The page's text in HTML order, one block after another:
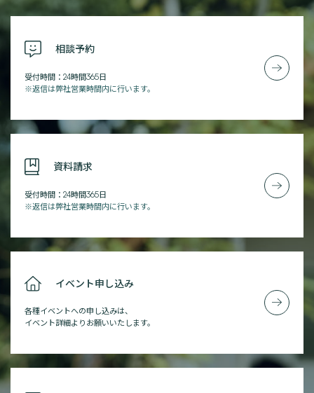
相談予約
受付時間：24時間365日
※返信は弊社営業時間内に行います。
資料請求
受付時間：24時間365日
※返信は弊社営業時間内に行います。
イベント申し込み
各種イベントへの申し込みは、
イベント詳細よりお願いいたします。